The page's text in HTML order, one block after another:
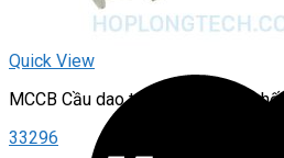
Quick View
MCCB Cầu dao tự động – dạng khối
33296